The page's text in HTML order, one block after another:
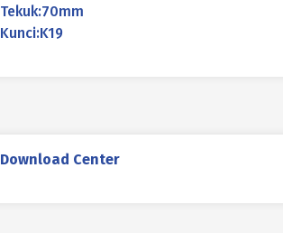
Tekuk:70mm
Kunci:K19
Download Center